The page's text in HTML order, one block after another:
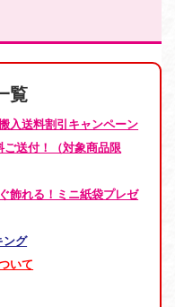
覧
入送料割引キャンペーン
ご送付！（対象商品限
飾れる！ミニ紙袋プレゼ
ング
いて